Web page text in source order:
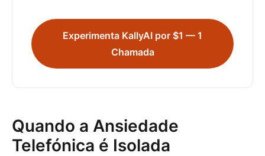
Experimenta KallyAI por $1 — 1
Chamada
Quando a Ansiedade
Telefónica é Isolada